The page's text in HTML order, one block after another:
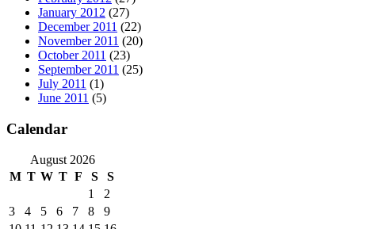
January 2012 (27)
December 2011 (22)
November 2011 (20)
October 2011 (23)
September 2011 (25)
July 2011 (1)
June 2011 (5)
Calendar
August 2026
M T W T F S
S
1
2
3
4 5 6 7 8
9